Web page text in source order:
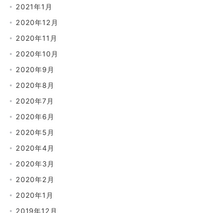
2021年1月
2020年12月
2020年11月
2020年10月
2020年9月
2020年8月
2020年7月
2020年6月
2020年5月
2020年4月
2020年3月
2020年2月
2020年1月
2019年12月